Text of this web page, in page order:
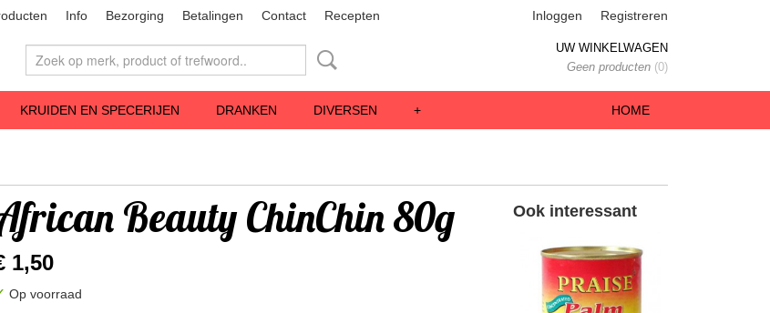
Info Bezorging Betalingen Contact Recepten Inloggen Registreren
UW WINKELWAGEN
Geen producten (0)
HOME
KRUIDEN EN SPECERIJEN DRANKEN DIVERSEN +
Beauty ChinChin 80g
1,50
Op voorraad
Ook interessant